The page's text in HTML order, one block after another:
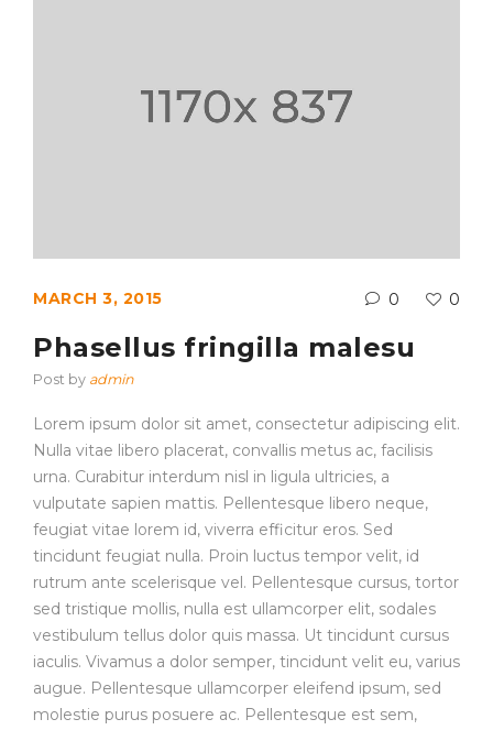
MARCH 3, 2015 0 0
Phasellus fringilla malesu
Post by admin
Lorem ipsum dolor sit amet, consectetur adipiscing elit.
Nulla vitae libero placerat, convallis metus ac, facilisis
urna. Curabitur interdum nisl in ligula ultricies, a
vulputate sapien mattis. Pellentesque libero neque,
feugiat vitae lorem id, viverra efficitur eros. Sed
tincidunt feugiat nulla. Proin luctus tempor velit, id
rutrum ante scelerisque vel. Pellentesque cursus, tortor
sed tristique mollis, nulla est ullamcorper elit, sodales
vestibulum tellus dolor quis massa. Ut tincidunt cursus
iaculis. Vivamus a dolor semper, tincidunt velit eu, varius
augue. Pellentesque ullamcorper eleifend ipsum, sed
molestie purus posuere ac. Pellentesque est sem,